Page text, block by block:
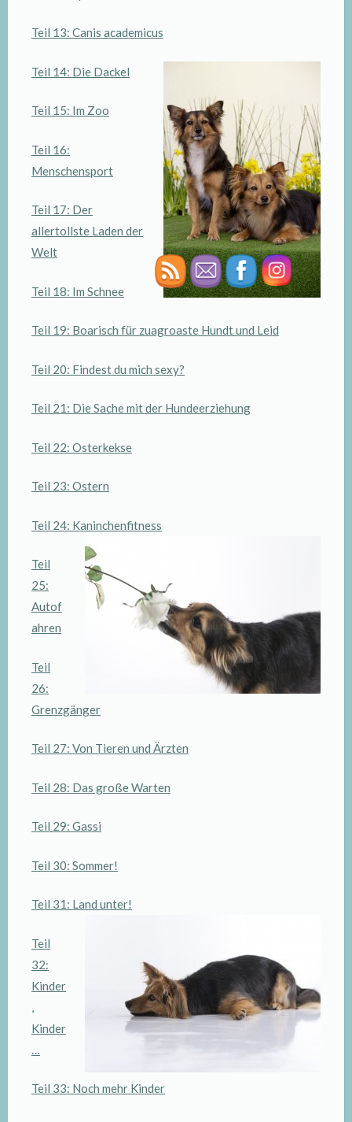
Teil 13: Canis academicus
Teil 14: Die Dackel
Teil 15: Im Zoo
Teil 16:
Menschensport
Teil 17: Der
allertollste Laden der
Welt
Teil 18: Im Schnee
Teil 19: Boarisch für zuagroaste Hundt und Leid
Teil 20: Findest du mich sexy?
Teil 21: Die Sache mit der Hundeerziehung
Teil 22: Osterkekse
Teil 23: Ostern
Teil 24: Kaninchenfitness
Teil
25:
Autof
ahren
Teil
26:
Grenzgänger
Teil 27: Von Tieren und Ärzten
Teil 28: Das große Warten
Teil 29: Gassi
Teil 30: Sommer!
Teil 31: Land unter!
Teil
32:
Kinder
Kinder
Teil 33: Noch mehr Kinder